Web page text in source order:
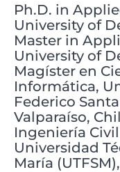
Ph.D. in
University of
Master in
University of
Magíster en
Informática,
Federico
Valparaíso,
Ingeniería
Universidad
María